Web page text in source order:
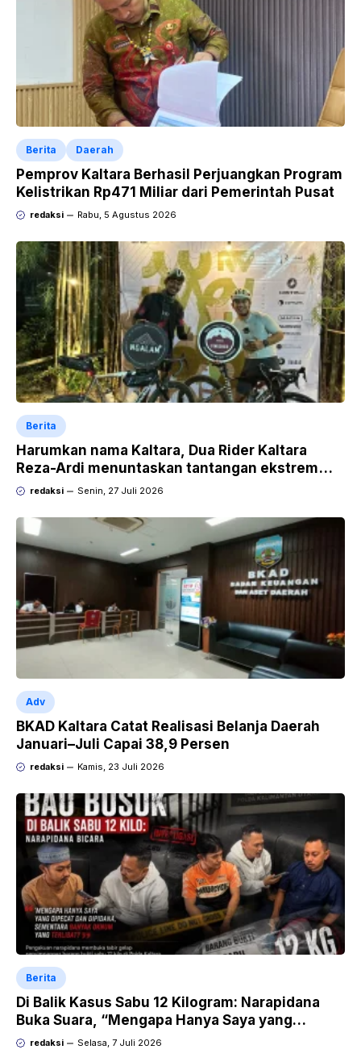
Berita Daerah
Pemprov Kaltara Berhasil Perjuangkan Program
Kelistrikan Rp471 Miliar dari Pemerintah Pusat
redaksi Rabu, 5 Agustus 2026
Berita
Harumkan nama Kaltara, Dua Rider Kaltara
Reza-Ardi menuntaskan tantangan ekstrem
Audax Malang 300 KM
redaksi Senin, 27 Juli 2026
Adv
BKAD Kaltara Catat Realisasi Belanja Daerah
Januari–Juli Capai 38,9 Persen
redaksi Kamis, 23 Juli 2026
Berita
Di Balik Kasus Sabu 12 Kilogram: Narapidana
Buka Suara, “Mengapa Hanya Saya yang
Dipecat dan Dipidana?
redaksi Selasa, 7 Juli 2026